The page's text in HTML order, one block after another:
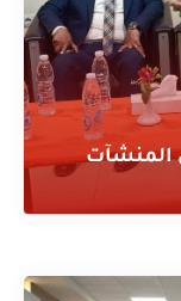
المنشآت